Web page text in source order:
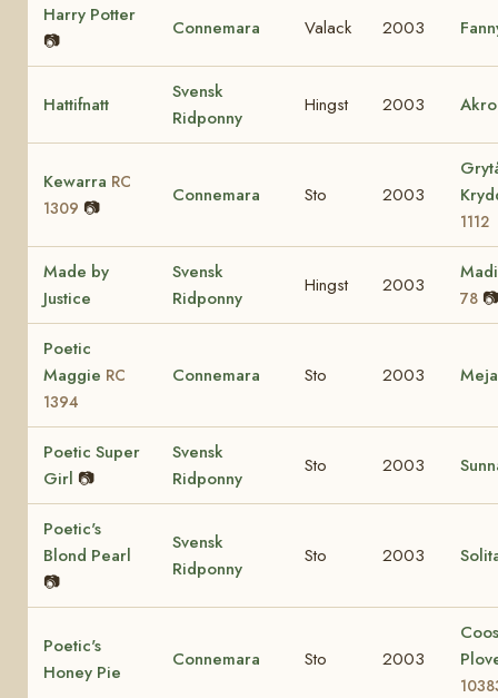
Harry Potter
📷
Connemara Valack 2003
Hattifnatt
Svensk
Ridponny
Hingst 2003
Kewarra RC
1309 📷
Connemara Sto 2003
1112
Made by
Justice
Svensk
Ridponny
Hingst 2003
78 📷
Poetic
Maggie RC
1394
Connemara Sto 2003
Poetic Super
Girl 📷
Svensk
Ridponny
Sto 2003
Poetic's
Blond Pearl
📷
Svensk
Ridponny
Sto 2003
Poetic's
Honey Pie
Connemara Sto 2003